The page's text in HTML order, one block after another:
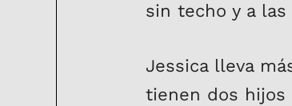
sin techo y a
Jessica lleva
tienen dos hijos